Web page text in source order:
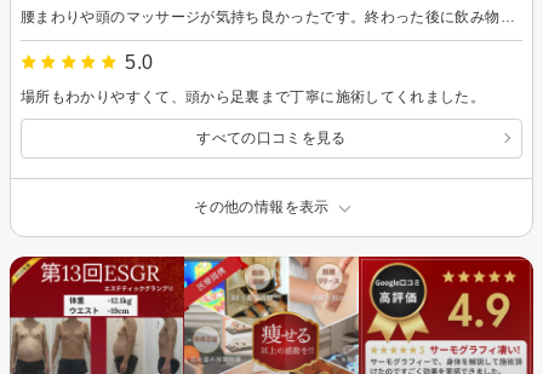
5.0
場所もわかりやすくて、頭から足裏まで丁寧に施術してくれました。
すべての口コミを見る
その他の情報を表示